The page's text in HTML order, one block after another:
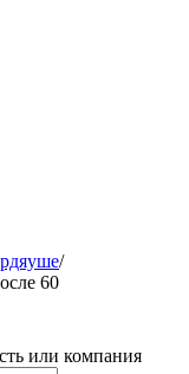
/
60
или компания